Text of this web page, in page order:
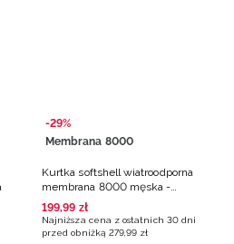
-29%
Membrana 8000
Kurtka softshell wiatroodporna
membrana 8000 męska -
turkusowa
199,99 zł
Najniższa cena z ostatnich 30 dni
przed obniżką 279,99 zł